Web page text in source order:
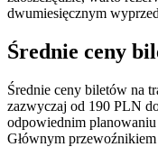
dwumiesięcznym
Średnie ceny
Średnie ceny biletów na
zazwyczaj od 190 PLN
odpowiednim planowaniu
Głównym